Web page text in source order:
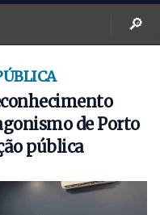
🔎
de Porto
pública